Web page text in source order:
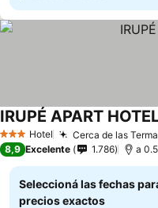
3 Estrellas
Hotel Cerca de las
IRUPÉ APART
8,9 Excelente 1.786 a
Seleccioná las fechas
precios exactos